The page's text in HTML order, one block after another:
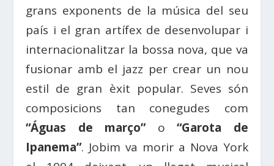
grans exponents de la música del seu
país i el gran artífex de desenvolupar i
internacionalitzar la bossa nova, que va
fusionar amb el jazz per crear un nou
estil de gran èxit popular. Seves són
composicions tan conegudes com
“Águas de março”o“Garota de
Ipanema”. Jobim va morir a Nova York